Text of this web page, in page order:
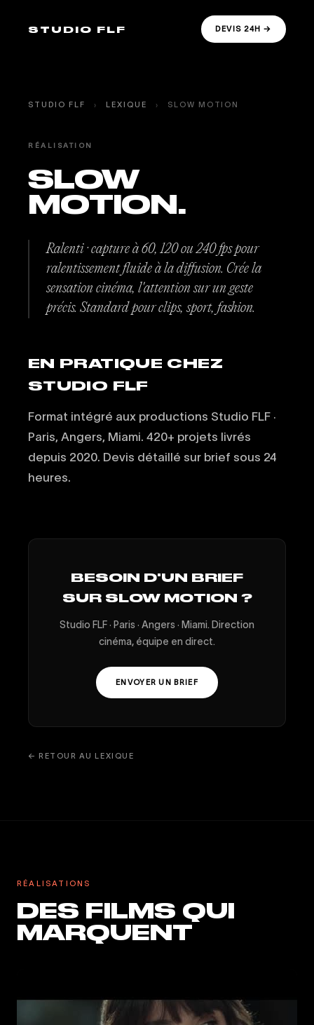
STUDIO FLF DEVIS 24H →
STUDIO FLF › LEXIQUE › SLOW MOTION
RÉALISATION
SLOW
MOTION.
Ralenti · capture à 60, 120 ou 240 fps pour
ralentissement fluide à la diffusion. Crée la
sensation cinéma, l'attention sur un geste
précis. Standard pour clips, sport, fashion.
EN PRATIQUE CHEZ
STUDIO FLF
Format intégré aux productions Studio FLF ·
Paris, Angers, Miami. 420+ projets livrés
depuis 2020. Devis détaillé sur brief sous 24
heures.
BESOIN D'UN BRIEF
SUR SLOW MOTION ?
Studio FLF · Paris · Angers · Miami. Direction
cinéma, équipe en direct.
ENVOYER UN BRIEF
← RETOUR AU LEXIQUE
RÉALISATIONS
DES FILMS QUI
MARQUENT